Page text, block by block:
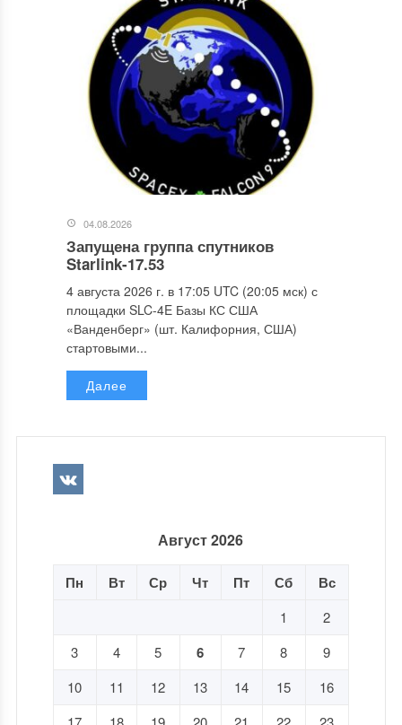
04.08.2026
Запущена группа спутников
Starlink-17.53
4 августа 2026 г. в 17:05 UTC (20:05 мск) с
площадки SLC-4E Базы КС США
«Ванденберг» (шт. Калифорния, США)
стартовыми...
Далее
Август 2026
Пн Вт Ср Чт Пт Сб Вс
1
2
3
4 5 6 7 8
9
10
11 12 13 14 15
16